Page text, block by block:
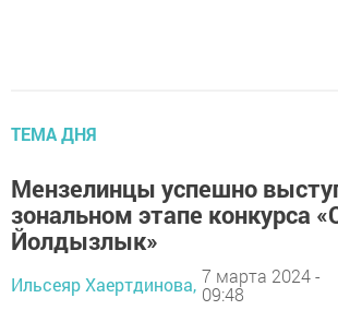
ТЕМА ДНЯ
Мензелинцы успешно
зональном этапе конкурса
Йолдызлык»
Ильсеяр Хаертдинова, 7 марта 2024 -
09:48